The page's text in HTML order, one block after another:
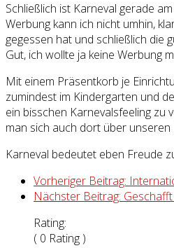
Schließlich ist Karneval gerade
Werbung kann ich nicht umhin,
gegessen hat und schließlich die
Gut, ich wollte ja keine Werbung
Mit einem Präsentkorb je
zumindest im Kindergarten und
ein bisschen Karnevalsfeeling zu
man sich auch dort über unseren
Karneval bedeutet eben Freude
Vorheriger Beitrag:
Nächster Beitrag:
Rating:
( 0 Rating )